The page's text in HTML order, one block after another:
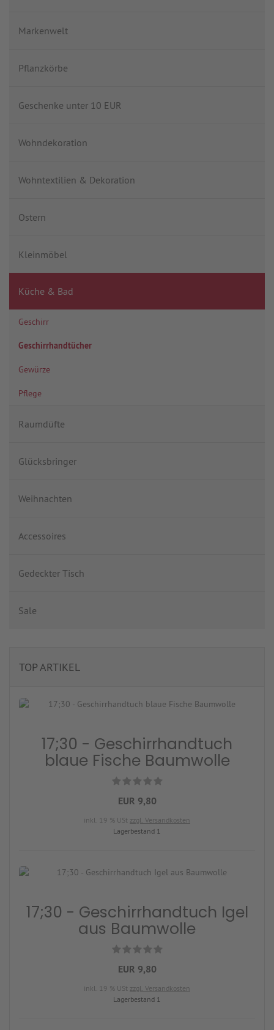
Markenwelt
Pflanzkörbe
Geschenke unter 10 EUR
Wohndekoration
Wohntextilien & Dekoration
Ostern
Kleinmöbel
Küche & Bad
Geschirr
Geschirrhandtücher
Gewürze
Pflege
Raumdüfte
Glücksbringer
Weihnachten
Accessoires
Gedeckter Tisch
Sale
TOP ARTIKEL
17;30 - Geschirrhandtuch
blaue Fische Baumwolle
EUR 9,80
inkl. 19 % USt zzgl. Versandkosten
Lagerbestand 1
17;30 - Geschirrhandtuch Igel
aus Baumwolle
EUR 9,80
inkl. 19 % USt zzgl. Versandkosten
Lagerbestand 1